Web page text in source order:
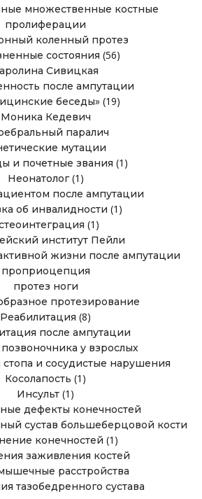
множественные костные
пролиферации
коленный протез
состояния (56)
Сивицкая
после ампутации
беседы»(19)
Моника Кедевич
паралич
мутации
и почетные звания (1)
Неонатолог(1)
после ампутации
об инвалидности (1)
(1)
институт Пейли
жизни после ампутации
проприоцепция
протез ноги
протезирование
Реабилитация (8)
после ампутации
у взрослых
стопа и сосудистые нарушения
Косолапость (1)
Инсульт (1)
дефекты конечностей
сустав большеберцовой кости
конечностей (1)
заживления костей
расстройства
тазобедренного сустава